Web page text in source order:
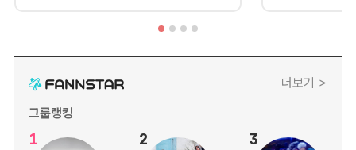
더보기 >
그룹랭킹
1 2 3